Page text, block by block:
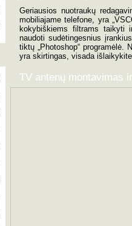
Geriausios nuotraukų
mobiliajame telefone, yra
kokybiškiems filtrams taikyti
naudoti sudėtingesnius
tiktų „Photoshop“ programėlė.
yra skirtingas, visada
TV antenų montavimas